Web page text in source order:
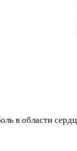
в области